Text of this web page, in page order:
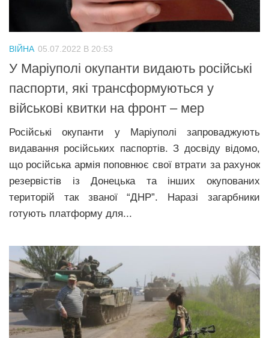
Культура
Шоу-біз
#Війна
ВІЙНА 05.07.2022 В 20:53
У Маріуполі окупанти видають російські
паспорти, які трансформуються у
військові квитки на фронт – мер
Російські окупанти у Маріуполі запроваджують
видавання російських паспортів. З досвіду відомо,
що російська армія поповнює свої втрати за рахунок
резервістів із Донецька та інших окупованих
територій так званої “ДНР”. Наразі загарбники
готують платформу для...